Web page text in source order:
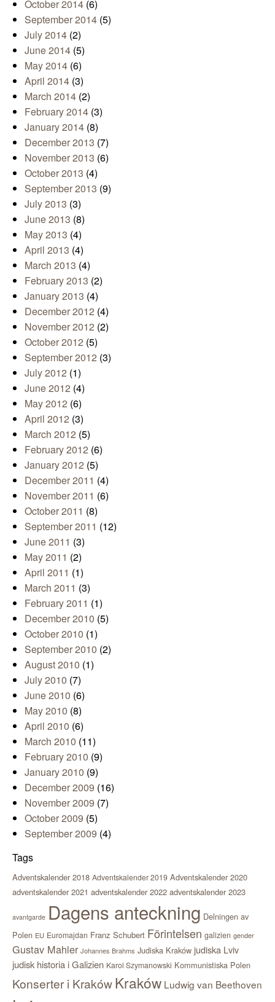
October 2014 (6)
September 2014 (5)
July 2014 (2)
June 2014 (5)
May 2014 (6)
April 2014 (3)
March 2014 (2)
February 2014 (3)
January 2014 (8)
December 2013 (7)
November 2013 (6)
October 2013 (4)
September 2013 (9)
July 2013 (3)
June 2013 (8)
May 2013 (4)
April 2013 (4)
March 2013 (4)
February 2013 (2)
January 2013 (4)
December 2012 (4)
November 2012 (2)
October 2012 (5)
September 2012 (3)
July 2012 (1)
June 2012 (4)
May 2012 (6)
April 2012 (3)
March 2012 (5)
February 2012 (6)
January 2012 (5)
December 2011 (4)
November 2011 (6)
October 2011 (8)
September 2011 (12)
June 2011 (3)
May 2011 (2)
April 2011 (1)
March 2011 (3)
February 2011 (1)
December 2010 (5)
October 2010 (1)
September 2010 (2)
August 2010 (1)
July 2010 (7)
June 2010 (6)
May 2010 (8)
April 2010 (6)
March 2010 (11)
February 2010 (9)
January 2010 (9)
December 2009 (16)
November 2009 (7)
October 2009 (5)
September 2009 (4)
Tags
Adventskalender 2018 Adventskalender 2019 Adventskalender 2020
adventskalender 2021 adventskalender 2022 adventskalender 2023
avantgarde Dagens anteckning Delningen av
Polen EU Euromajdan Franz Schubert Förintelsen galizien gender
Gustav Mahler Johannes Brahms Judiska Kraków judiska Lviv
judisk historia i Galizien Karol Szymanowski Kommunistiska Polen
Konserter i KrakówKraków Ludwig van Beethoven